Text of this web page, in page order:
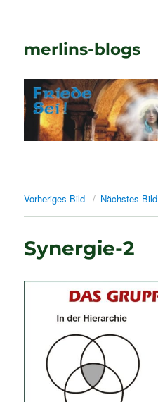
merlins-blogs
Vorheriges Bild Nächstes Bild
Synergie-2